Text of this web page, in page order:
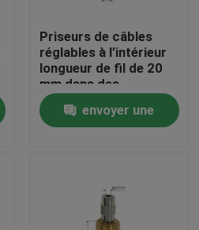
Priseurs de câbles
réglables à l'intérieur
longueur de fil de 20
mm dans des
emballages individuels
ou en vracenvoyer une